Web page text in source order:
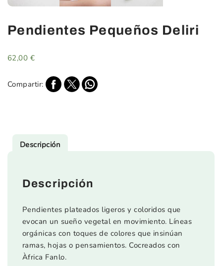
Pendientes Pequeños Deliri
62,00 €
Compartir:
Descripción
Descripción
Pendientes plateados ligeros y coloridos que
evocan un sueño vegetal en movimiento. Líneas
orgánicas con toques de colores que insinúan
ramas, hojas o pensamientos. Cocreados con
Àfrica Fanlo.